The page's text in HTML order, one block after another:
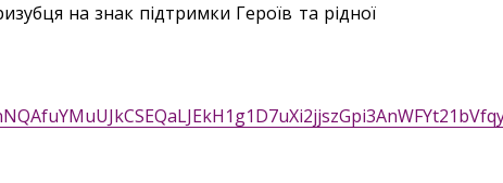
на знак підтримки Героїв та рідної